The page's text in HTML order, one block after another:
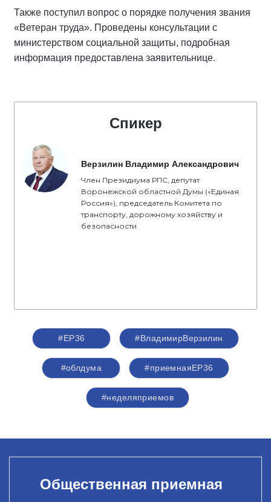
Также поступил вопрос о порядке получения звания
«Ветеран труда». Проведены консультации с
министерством социальной защиты, подробная
информация предоставлена заявительнице.
Спикер
Верзилин Владимир Александрович
Член Президиума РПС, депутат
Воронежской областной Думы («Единая
Россия»), председатель Комитета по
транспорту, дорожному хозяйству и
безопасности
#ЕР36 #ВладимирВерзилин
#облдума #приемнаяЕР36
#неделяприемов
Общественная приемная